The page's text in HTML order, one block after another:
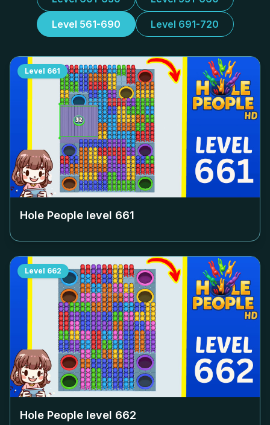
Level 561-690 Level 691-720
Level 661
Hole People level 661
Level 662
Hole People level 662